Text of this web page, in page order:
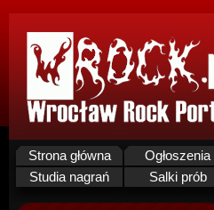
Strona główna Ogłoszenia
Studia nagrań
Salki prób